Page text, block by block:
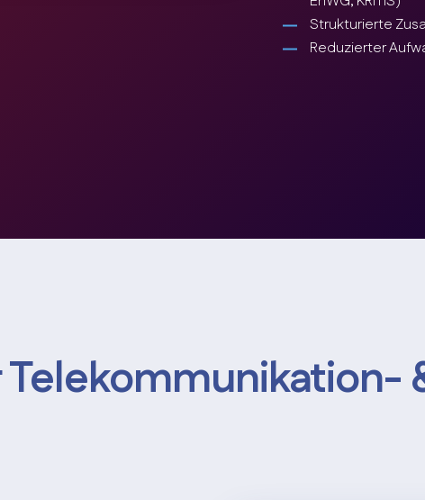
Strukturierte
Reduzierter
Telekommunikation-